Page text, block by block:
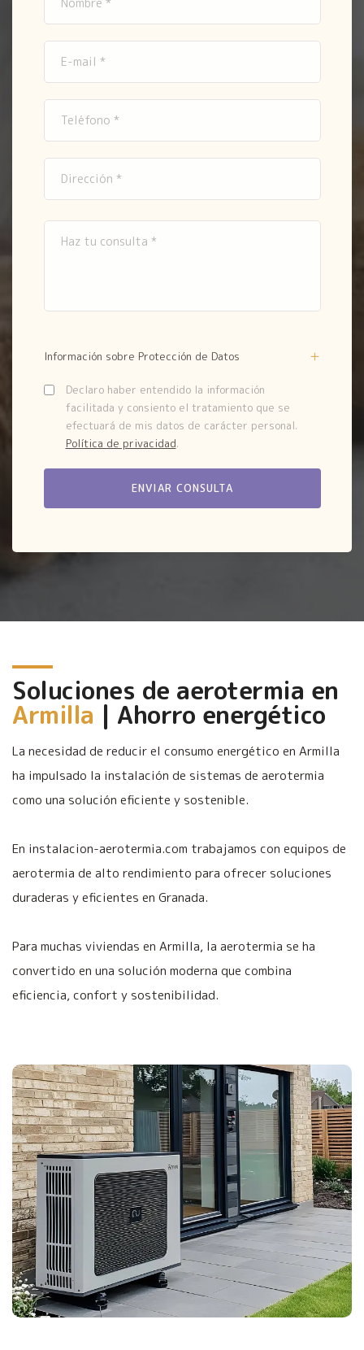
Información sobre Protección de Datos
Declaro haber entendido la información
facilitada y consiento el tratamiento que se
efectuará de mis datos de carácter personal.
Política de privacidad.
Soluciones de aerotermia en
Armilla | Ahorro energético
La necesidad de reducir el consumo energético en Armilla
ha impulsado la instalación de sistemas de aerotermia
como una solución eficiente y sostenible.
En instalacion-aerotermia.com trabajamos con equipos de
aerotermia de alto rendimiento para ofrecer soluciones
duraderas y eficientes en Granada.
Para muchas viviendas en Armilla, la aerotermia se ha
convertido en una solución moderna que combina
eficiencia, confort y sostenibilidad.